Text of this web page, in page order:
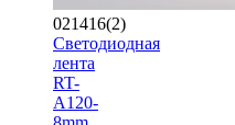
021416(2)
Светодиодная
лента
RT-
A120-